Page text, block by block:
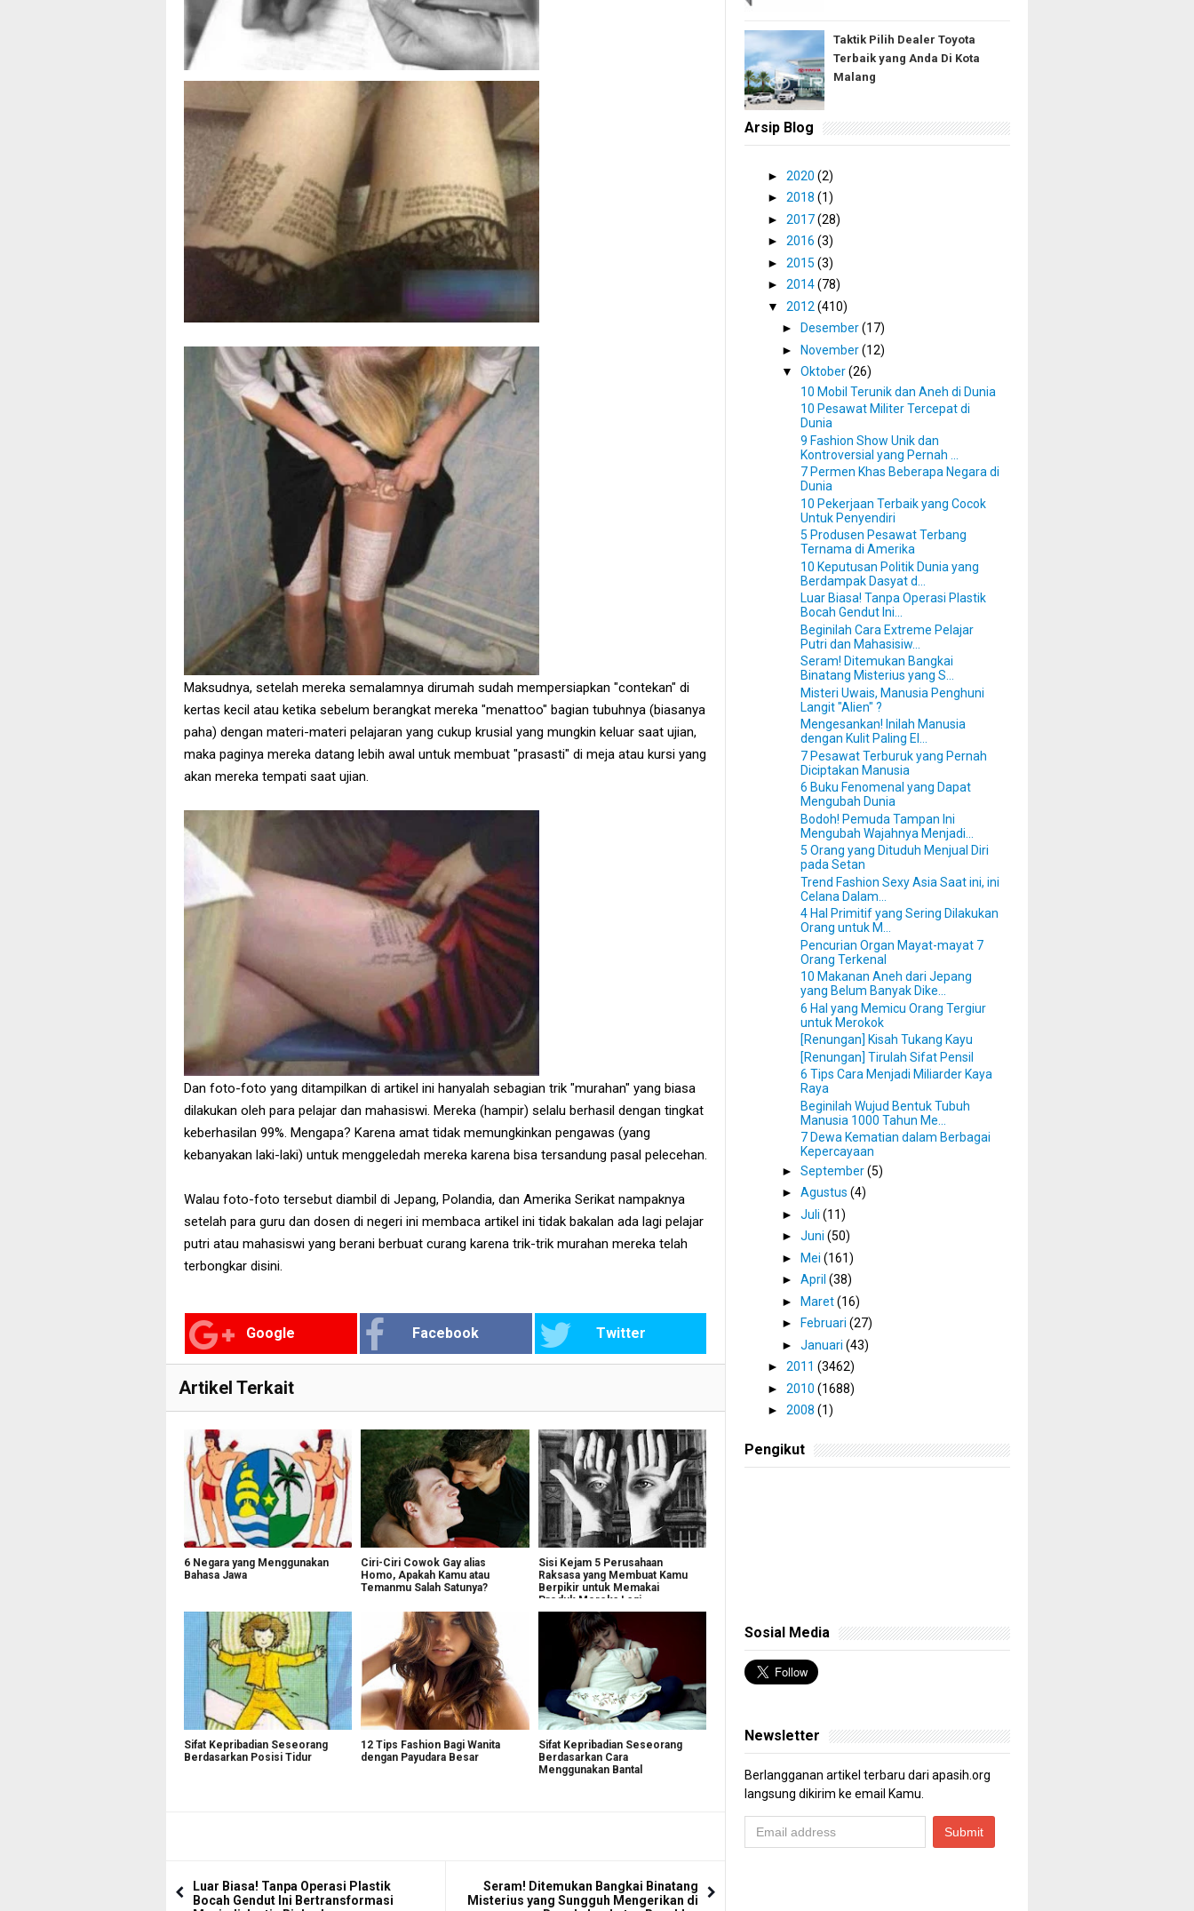
Maksudnya, setelah mereka semalamnya dirumah sudah mempersiapkan "contekan" di
kertas kecil atau ketika sebelum berangkat mereka "menattoo" bagian tubuhnya (biasanya
paha) dengan materi-materi pelajaran yang cukup krusial yang mungkin keluar saat ujian,
maka paginya mereka datang lebih awal untuk membuat "prasasti" di meja atau kursi yang
akan mereka tempati saat ujian.
Dan foto-foto yang ditampilkan di artikel ini hanyalah sebagian trik "murahan" yang biasa
dilakukan oleh para pelajar dan mahasiswi. Mereka (hampir) selalu berhasil dengan tingkat
keberhasilan 99%. Mengapa? Karena amat tidak memungkinkan pengawas (yang
kebanyakan laki-laki) untuk menggeledah mereka karena bisa tersandung pasal pelecehan.
Walau foto-foto tersebut diambil di Jepang, Polandia, dan Amerika Serikat nampaknya
setelah para guru dan dosen di negeri ini membaca artikel ini tidak bakalan ada lagi pelajar
putri atau mahasiswi yang berani berbuat curang karena trik-trik murahan mereka telah
terbongkar disini.
Google Facebook Twitter
Artikel Terkait
6 Negara yang Menggunakan
Bahasa Jawa
Ciri-Ciri Cowok Gay alias
Homo, Apakah Kamu atau
Temanmu Salah Satunya?
Sisi Kejam 5 Perusahaan
Raksasa yang Membuat Kamu
Berpikir untuk Memakai
Produk Mereka Lagi
Sifat Kepribadian Seseorang
Berdasarkan Posisi Tidur
12 Tips Fashion Bagi Wanita
dengan Payudara Besar
Sifat Kepribadian Seseorang
Berdasarkan Cara
Menggunakan Bantal
Luar Biasa! Tanpa Operasi Plastik
Bocah Gendut Ini Bertransformasi
Seram! Ditemukan Bangkai Binatang
Misterius yang Sungguh Mengerikan di
Taktik Pilih Dealer Toyota
Terbaik yang Anda Di Kota
Malang
Arsip Blog
► 2020 (2)
► 2018 (1)
► 2017(28)
► 2016 (3)
► 2015 (3)
► 2014(78)
▼ 2012 (410)
►
Desember(17)
►November(12)
▼Oktober(26)
10 Mobil Terunik dan Aneh di Dunia
10 Pesawat Militer Tercepat di
Dunia
9 Fashion Show Unik dan
Kontroversial yang Pernah ...
7 Permen Khas Beberapa Negara di
Dunia
10 Pekerjaan Terbaik yang Cocok
Untuk Penyendiri
5 Produsen Pesawat Terbang
Ternama di Amerika
10 Keputusan Politik Dunia yang
Berdampak Dasyat d...
Luar Biasa! Tanpa Operasi Plastik
Bocah Gendut Ini...
Beginilah Cara Extreme Pelajar
Putri dan Mahasisiw...
Seram! Ditemukan Bangkai
Binatang Misterius yang S...
Misteri Uwais, Manusia Penghuni
Langit "Alien" ?
Mengesankan! Inilah Manusia
dengan Kulit Paling El...
7 Pesawat Terburuk yang Pernah
Diciptakan Manusia
6 Buku Fenomenal yang Dapat
Mengubah Dunia
Bodoh! Pemuda Tampan Ini
Mengubah Wajahnya Menjadi...
5 Orang yang Dituduh Menjual Diri
pada Setan
Trend Fashion Sexy Asia Saat ini, ini
Celana Dalam...
4 Hal Primitif yang Sering Dilakukan
Orang untuk M...
Pencurian Organ Mayat-mayat 7
Orang Terkenal
10 Makanan Aneh dari Jepang
yang Belum Banyak Dike...
6 Hal yang Memicu Orang Tergiur
untuk Merokok
[Renungan] Kisah Tukang Kayu
[Renungan] Tirulah Sifat Pensil
6 Tips Cara Menjadi Miliarder Kaya
Raya
Beginilah Wujud Bentuk Tubuh
Manusia 1000 Tahun Me...
7 Dewa Kematian dalam Berbagai
Kepercayaan
►September(5)
►Agustus(4)
►Juli(11)
►Juni(50)
►Mei(161)
►April(38)
►Maret(16)
►
Februari(27)
►Januari(43)
► 2011 (3462)
► 2010 (1688)
► 2008 (1)
Pengikut
Sosial Media
Newsletter
Berlangganan artikel terbaru dari apasih.org
langsung dikirim ke email Kamu.